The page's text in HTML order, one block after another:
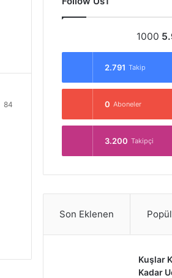
84
1000
2.791 Takip
0 Aboneler
3.200 Takipçi
Son Eklenen
Kuşlar
Kadar